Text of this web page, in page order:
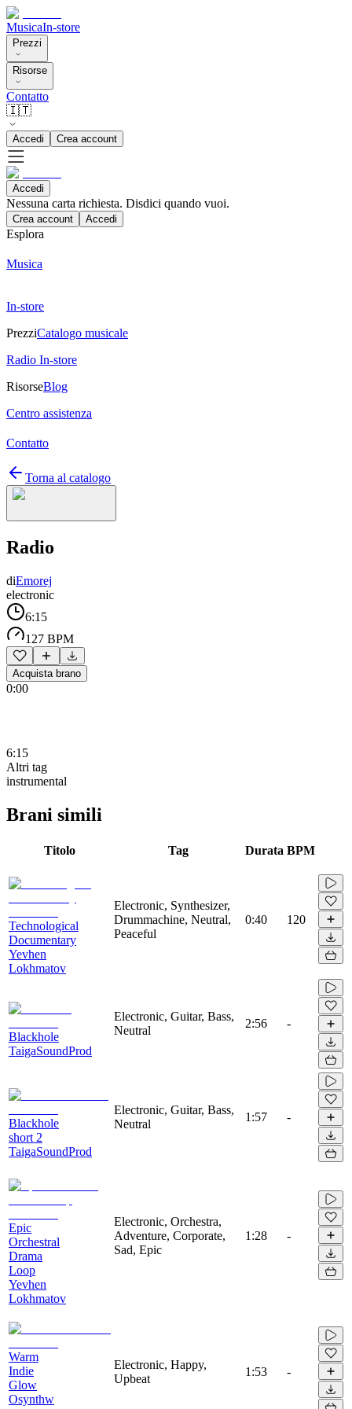
MusicaIn-store
Prezzi
Risorse
Contatto
🇮🇹
Accedi Crea account
Accedi
Nessuna carta richiesta. Disdici quando vuoi.
Crea account Accedi
Esplora
Musica
In-store
PrezziCatalogo musicale
Radio In-store
RisorseBlog
Centro assistenza
Contatto
Torna al catalogo
Radio
diEmorej
electronic
6:15
127 BPM
Acquista brano
0:00
6:15
Altri tag
instrumental
Brani simili
Titolo Tag Durata BPM
Technological
Documentary
Yevhen
Lokhmatov
Electronic, Synthesizer,
Drummachine, Neutral,
Peaceful
0:40 120
Blackhole
TaigaSoundProd
Electronic, Guitar, Bass,
Neutral
2:56 -
Blackhole
short 2
TaigaSoundProd
Electronic, Guitar, Bass,
Neutral
1:57 -
Epic
Orchestral
Drama
Loop
Yevhen
Lokhmatov
Electronic, Orchestra,
Adventure, Corporate,
Sad, Epic
1:28 -
Warm
Indie
Glow
Osynthw
Electronic, Happy,
Upbeat
1:53 -